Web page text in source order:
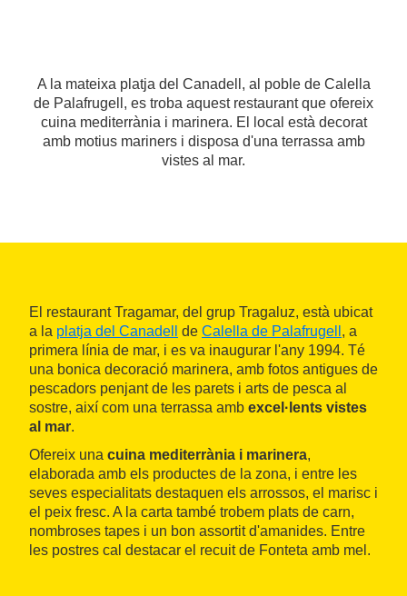
A la mateixa platja del Canadell, al poble de Calella
de Palafrugell, es troba aquest restaurant que ofereix
cuina mediterrània i marinera. El local està decorat
amb motius mariners i disposa d'una terrassa amb
vistes al mar.
El restaurant Tragamar, del grup Tragaluz, està ubicat
a la platja del Canadell de Calella de Palafrugell , a
primera línia de mar, i es va inaugurar l'any 1994. Té
una bonica decoració marinera, amb fotos antigues de
pescadors penjant de les parets i arts de pesca al
sostre, així com una terrassa amb excel·lents vistes
al mar.
Ofereix una cuina mediterrània i marinera,
elaborada amb els productes de la zona, i entre les
seves especialitats destaquen els arrossos, el marisc i
el peix fresc. A la carta també trobem plats de carn,
nombroses tapes i un bon assortit d'amanides. Entre
les postres cal destacar el recuit de Fonteta amb mel.